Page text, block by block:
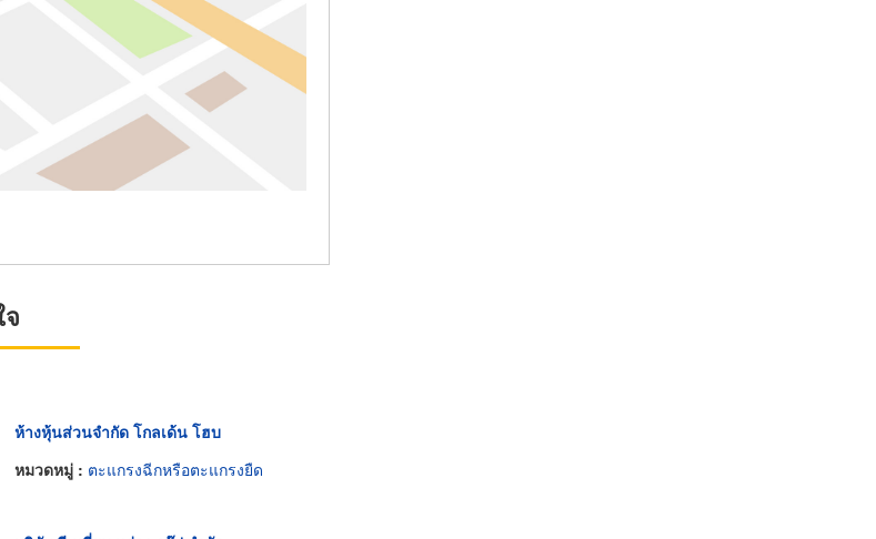
ห้างหุ้นส่วนจำกัด โกลเด้น โฮบ
หมวดหมู่ : ตะแกรงฉีกหรือตะแกรงยืด